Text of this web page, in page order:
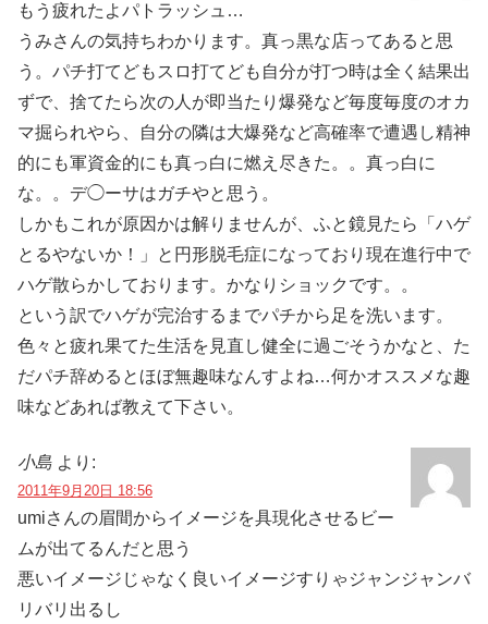
もう疲れたよパトラッシュ…
うみさんの気持ちわかります。真っ黒な店ってあると思
う。パチ打てどもスロ打てども自分が打つ時は全く結果出
ずで、捨てたら次の人が即当たり爆発など毎度毎度のオカ
マ掘られやら、自分の隣は大爆発など高確率で遭遇し精神
的にも軍資金的にも真っ白に燃え尽きた。。真っ白に
な。。デ◯ーサはガチやと思う。
しかもこれが原因かは解りませんが、ふと鏡見たら「ハゲ
とるやないか！」と円形脱毛症になっており現在進行中で
ハゲ散らかしております。かなりショックです。。
という訳でハゲが完治するまでパチから足を洗います。
色々と疲れ果てた生活を見直し健全に過ごそうかなと、た
だパチ辞めるとほぼ無趣味なんすよね…何かオススメな趣
味などあれば教えて下さい。
小島 より:
2011年9月20日 18:56
umiさんの眉間からイメージを具現化させるビー
ムが出てるんだと思う
悪いイメージじゃなく良いイメージすりゃジャンジャンバ
リバリ出るし